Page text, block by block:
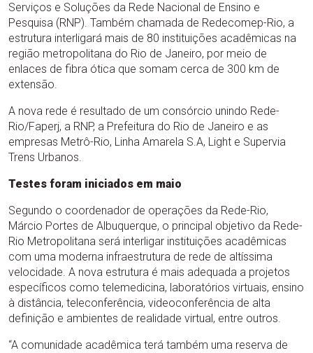
Serviços e Soluções da Rede Nacional de Ensino e
Pesquisa (RNP). Também chamada de Redecomep-Rio, a
estrutura interligará mais de 80 instituições acadêmicas na
região metropolitana do Rio de Janeiro, por meio de
enlaces de fibra ótica que somam cerca de 300 km de
extensão.
A nova rede é resultado de um consórcio unindo Rede-
Rio/Faperj, a RNP, a Prefeitura do Rio de Janeiro e as
empresas Metrô-Rio, Linha Amarela S.A, Light e Supervia
Trens Urbanos.
Testes foram iniciados em maio
Segundo o coordenador de operações da Rede-Rio,
Márcio Portes de Albuquerque, o principal objetivo da Rede-
Rio Metropolitana será interligar instituições acadêmicas
com uma moderna infraestrutura de rede de altíssima
velocidade. A nova estrutura é mais adequada a projetos
específicos como telemedicina, laboratórios virtuais, ensino
à distância, teleconferência, videoconferência de alta
definição e ambientes de realidade virtual, entre outros.
“A comunidade acadêmica terá também uma reserva de